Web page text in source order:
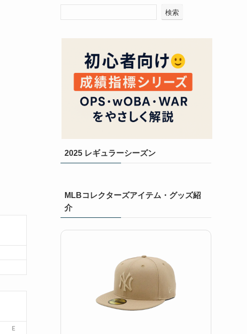
E
検索
2025 レギュラーシーズン
MLBコレクターズアイテム・グッズ紹
介